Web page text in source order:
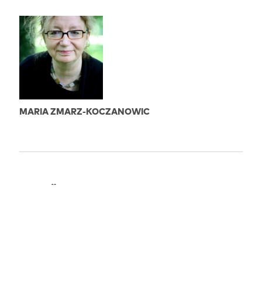
MARIA ZMARZ-KOCZANOWIC